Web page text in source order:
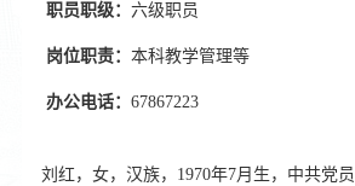
职员职级： 六级职员
岗位职责： 本科教学管理等
办公电话： 67867223
刘红，女，汉族，1970年7月生，中共党